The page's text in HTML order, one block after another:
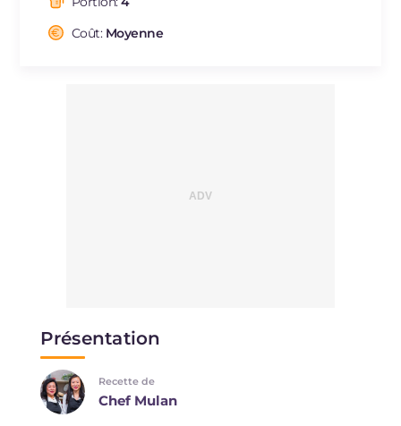
Coût: Moyenne
Présentation
Recette de
Chef Mulan